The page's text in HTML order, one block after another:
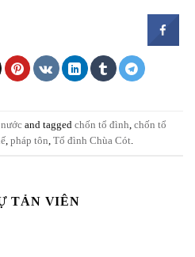
and tagged chốn tổ đình, chốn tổ
, pháp tôn, Tổ đình Chùa Cót.
TẢN VIÊN